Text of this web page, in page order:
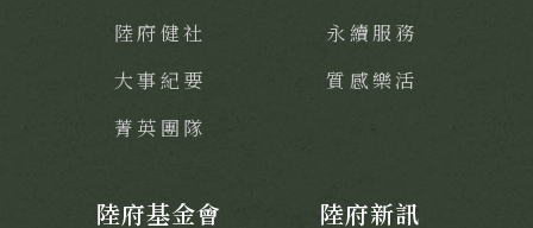
陸府健社
大事紀要
菁英團隊
永續服務
質感樂活
陸府基金會 陸府新訊